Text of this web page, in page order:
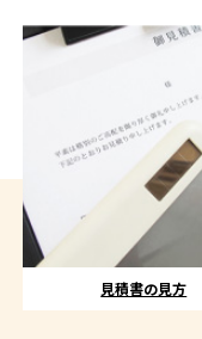
見積書の見方